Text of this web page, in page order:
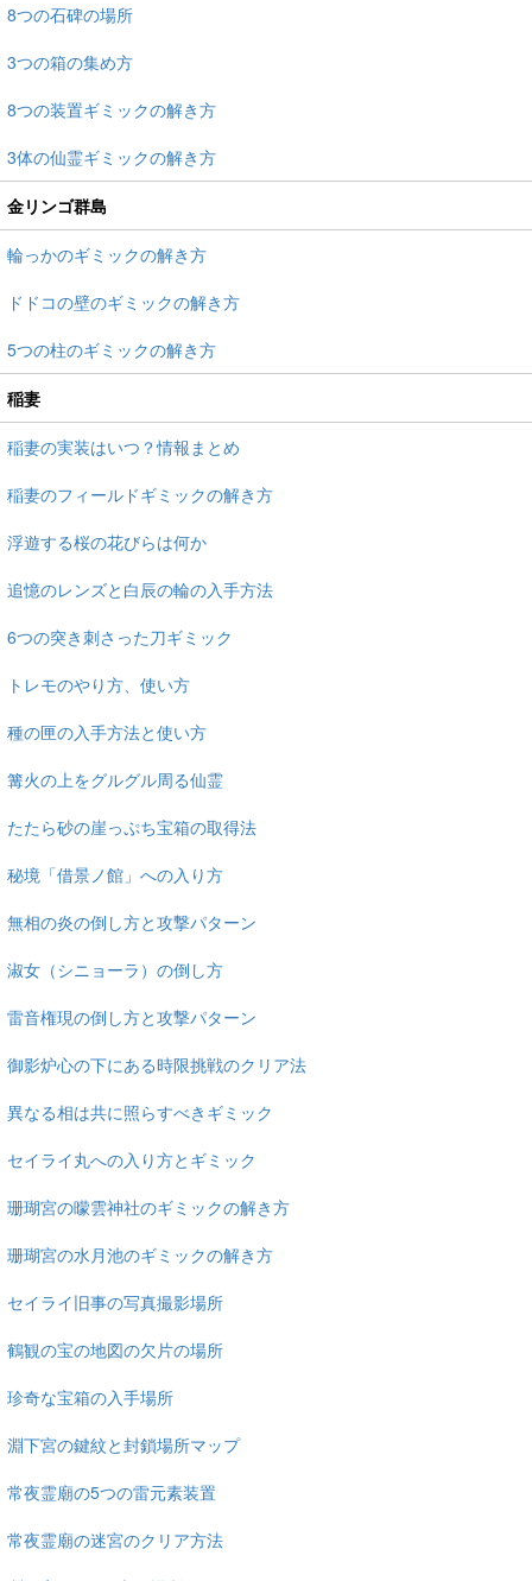
8つの石碑の場所
3つの箱の集め方
8つの装置ギミックの解き方
3体の仙霊ギミックの解き方
金リンゴ群島
輪っかのギミックの解き方
ドドコの壁のギミックの解き方
5つの柱のギミックの解き方
稲妻
稲妻の実装はいつ？情報まとめ
稲妻のフィールドギミックの解き方
浮遊する桜の花びらは何か
追憶のレンズと白辰の輪の入手方法
6つの突き刺さった刀ギミック
トレモのやり方、使い方
種の匣の入手方法と使い方
篝火の上をグルグル周る仙霊
たたら砂の崖っぷち宝箱の取得法
秘境「借景ノ館」への入り方
無相の炎の倒し方と攻撃パターン
淑女（シニョーラ）の倒し方
雷音権現の倒し方と攻撃パターン
御影炉心の下にある時限挑戦のクリア法
異なる相は共に照らすべきギミック
セイライ丸への入り方とギミック
珊瑚宮の曚雲神社のギミックの解き方
珊瑚宮の水月池のギミックの解き方
セイライ旧事の写真撮影場所
鶴観の宝の地図の欠片の場所
珍奇な宝箱の入手場所
淵下宮の鍵紋と封鎖場所マップ
常夜霊廟の5つの雷元素装置
常夜霊廟の迷宮のクリア方法